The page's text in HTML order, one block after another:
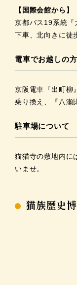
【国際会館から】
京都バス19系統『
下車、北向きに徒
電車でお越しの方
京阪電車『出町柳
乗り換え、『八瀬
駐車場について
猫猫寺の敷地内に
いませ。
猫族歴史